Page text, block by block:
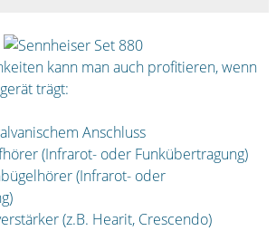
kann man auch profitieren, wenn
trägt:
Anschluss
(Infrarot- oder Funkübertragung)
(Infrarot- oder
(z.B. Hearit, Crescendo)